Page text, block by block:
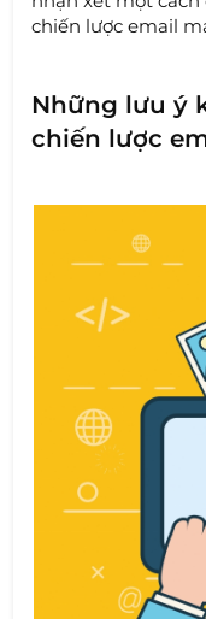
chiến lược email
Những lưu ý
chiến lược